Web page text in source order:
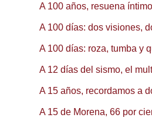
A 100 años, resuena
A 100 días: dos visiones,
A 100 días: roza, tumba y
A 12 días del sismo, el
A 15 años, recordamos a
A 15 de Morena, 66 por